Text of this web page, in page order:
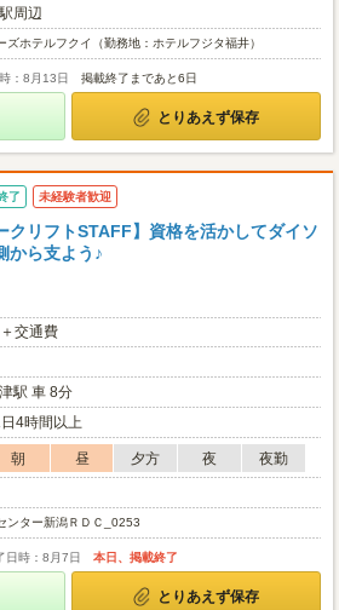
周辺
ズホテルフクイ（勤務地：ホテルフジタ福井）
：8月13日 掲載終了まであと6日
とりあえず保存
了 未経験者歓迎
クリフトSTAFF】資格を活かしてダイソ
から支よう♪
交通費
駅 車 8分
4時間以上
朝 昼 夕方 夜
夜勤
ンター新潟ＲＤＣ_0253
日時：8月7日 本日、掲載終了
とりあえず保存